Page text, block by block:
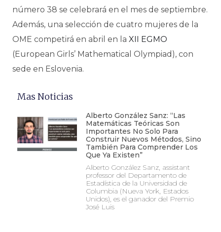
número 38 se celebrará en el mes de septiembre.
Además, una selección de cuatro mujeres de la
OME competirá en abril en la XII EGMO
(European Girls’ Mathematical Olympiad), con
sede en Eslovenia.
Mas Noticias
Alberto González Sanz: “Las
Matemáticas Teóricas Son
Importantes No Solo Para
Construir Nuevos Métodos, Sino
También Para Comprender Los
Que Ya Existen”
Alberto González Sanz, assistant
professor del Departamento de
Estadística de la Universidad de
Columbia (Nueva York, Estados
Unidos), es el ganador del Premio
José Luis